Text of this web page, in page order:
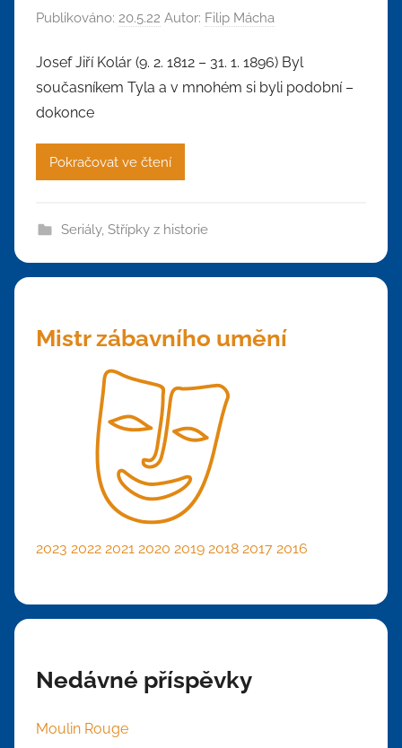
Publikováno: 20.5.22 Autor: Filip Mácha
Josef Jiří Kolár (9. 2. 1812 – 31. 1. 1896) Byl
současníkem Tyla a v mnohém si byli podobní –
dokonce
Pokračovat ve čtení
Seriály, Střípky z historie
Mistr zábavního umění
2023 2022 2021 2020 2019 2018 2017 2016
Nedávné příspěvky
Moulin Rouge